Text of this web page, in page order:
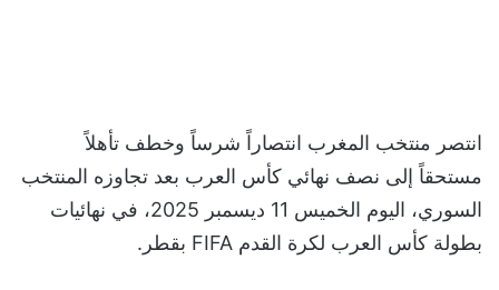
انتصر منتخب المغرب انتصاراً شرساً وخطف تأهلاً
مستحقاً إلى نصف نهائي كأس العرب بعد تجاوزه المنتخب
السوري، اليوم الخميس 11 ديسمبر 2025، في نهائيات
بطولة كأس العرب لكرة القدم FIFA بقطر.